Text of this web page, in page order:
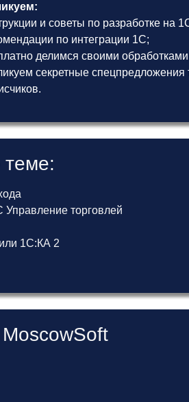
и советы по разработке на
по интеграции 1С;
делимся своими
секретные спецпредложения
теме:
торговлей
1С:КА 2